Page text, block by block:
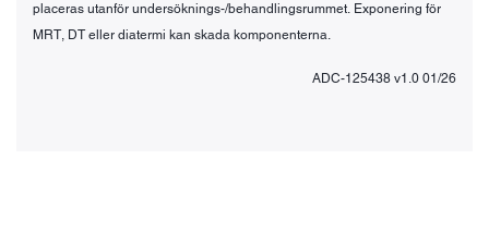
placeras utanför undersöknings-/behandlingsrummet. Exponering för
MRT, DT eller diatermi kan skada komponenterna.
ADC-125438 v1.0 01/26